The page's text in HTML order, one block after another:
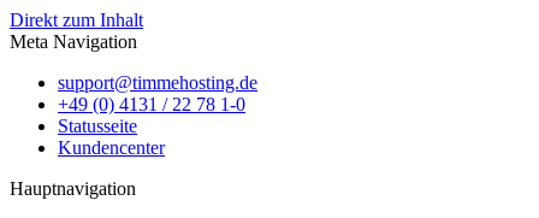
Direkt zum Inhalt
Meta Navigation
support@timmehosting.de
+49 (0) 4131 / 22 78 1-0
Statusseite
Kundencenter
Hauptnavigation